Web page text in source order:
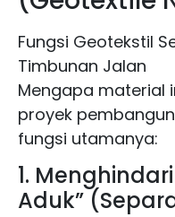
Fungsi Geotekstil
Timbunan Jalan
Mengapa material
proyek
fungsi utamanya:
1.
Aduk”